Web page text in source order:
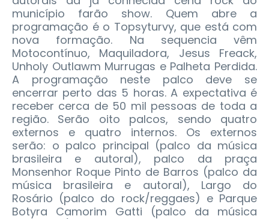
município farão show. Quem abre a
programação é o Topsyturvy, que está com
nova formação. Na sequencia vêm
Motocontínuo, Maquiladora, Jesus Freack,
Unholy Outlawm Murrugas e Palheta Perdida.
A programação neste palco deve se
encerrar perto das 5 horas. A expectativa é
receber cerca de 50 mil pessoas de toda a
região. Serão oito palcos, sendo quatro
externos e quatro internos. Os externos
serão: o palco principal (palco da música
brasileira e autoral), palco da praça
Monsenhor Roque Pinto de Barros (palco da
música brasileira e autoral), Largo do
Rosário (palco do rock/reggaes) e Parque
Botyra Camorim Gatti (palco da música